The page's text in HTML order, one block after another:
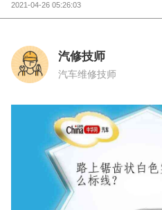
2021-04-26 05:26:03
汽修技师
汽车维修技师